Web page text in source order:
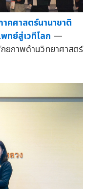
าคศาสตร์นานาชาติ
ทย์สู่เวทีโลก —
ยภาพด้านวิทยาศาสตร์